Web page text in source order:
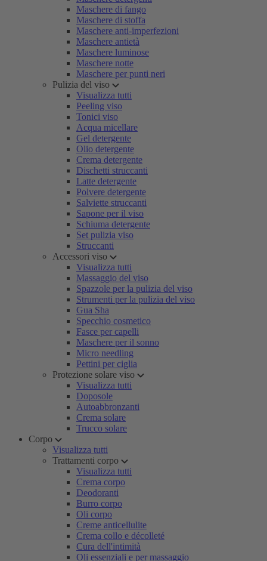
Maschere di fango
Maschere di stoffa
Maschere anti-imperfezioni
Maschere antietà
Maschere luminose
Maschere notte
Maschere per punti neri
Pulizia del viso
Visualizza tutti
Peeling viso
Tonici viso
Acqua micellare
Gel detergente
Olio detergente
Crema detergente
Dischetti struccanti
Latte detergente
Polvere detergente
Salviette struccanti
Sapone per il viso
Schiuma detergente
Set pulizia viso
Struccanti
Accessori viso
Visualizza tutti
Massaggio del viso
Spazzole per la pulizia del viso
Strumenti per la pulizia del viso
Gua Sha
Specchio cosmetico
Fasce per capelli
Maschere per il sonno
Micro needling
Pettini per ciglia
Protezione solare viso
Visualizza tutti
Doposole
Autoabbronzanti
Crema solare
Trucco solare
Corpo
Visualizza tutti
Trattamenti corpo
Visualizza tutti
Crema corpo
Deodoranti
Burro corpo
Oli corpo
Creme anticellulite
Crema collo e décolleté
Cura dell'intimità
Oli essenziali e per massaggio